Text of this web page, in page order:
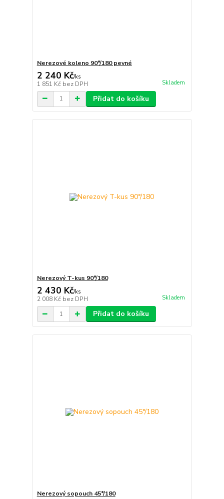
Nerezové koleno 90°/180 pevné
2 240 Kč/ks
1 851 Kč bez DPH Skladem
Přidat do košíku
Nerezový T-kus 90°/180
2 430 Kč/ks
2 008 Kč bez DPH Skladem
Přidat do košíku
Nerezový sopouch 45°/180